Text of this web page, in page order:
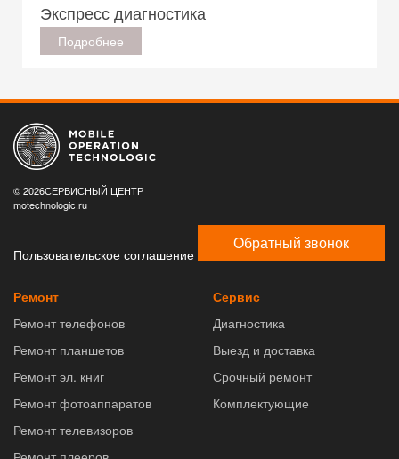
Экспресс диагностика
Подробнее
© 2026СЕРВИСНЫЙ ЦЕНТР
motechnologic.ru
Пользовательское соглашение
Обратный звонок
Ремонт
Ремонт телефонов
Ремонт планшетов
Ремонт эл. книг
Ремонт фотоаппаратов
Ремонт телевизоров
Сервис
Диагностика
Выезд и доставка
Срочный ремонт
Комплектующие